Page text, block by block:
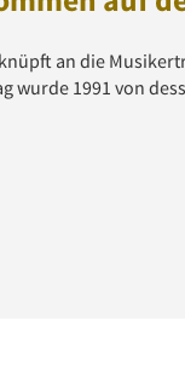
an die
wurde 1991 von